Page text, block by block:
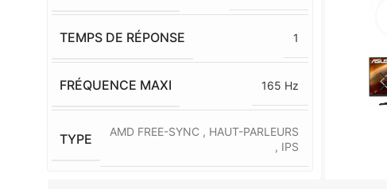
TEMPS DE RÉPONSE 1
FRÉQUENCE MAXI 165 Hz
TYPE AMD FREE-SYNC , HAUT-PARLEURS
, IPS